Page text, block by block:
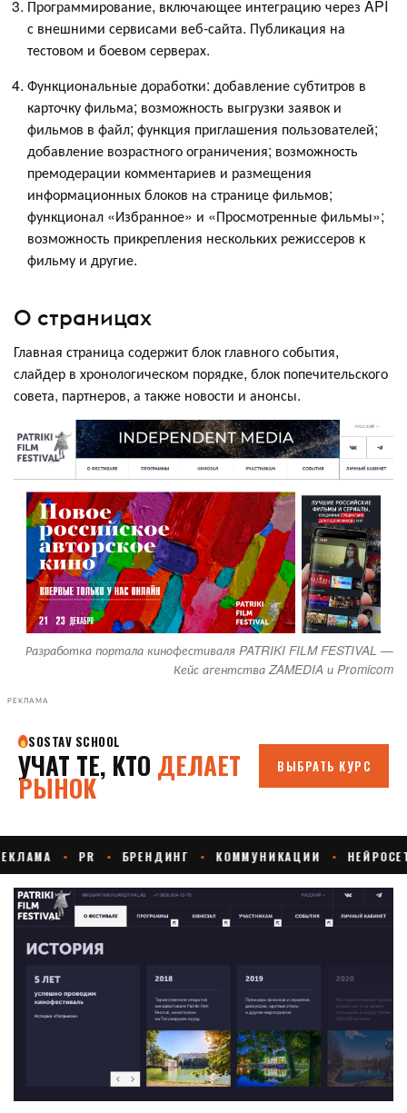
Программирование, включающее интеграцию через API
с внешними сервисами веб-сайта. Публикация на
тестовом и боевом серверах.
Функциональные доработки: добавление субтитров в
карточку фильма; возможность выгрузки заявок и
фильмов в файл; функция приглашения пользователей;
добавление возрастного ограничения; возможность
премодерации комментариев и размещения
информационных блоков на странице фильмов;
функционал «Избранное» и «Просмотренные фильмы»;
возможность прикрепления нескольких режиссеров к
фильму и другие.
О страницах
Главная страница содержит блок главного события,
слайдер в хронологическом порядке, блок попечительского
совета, партнеров, а также новости и анонсы.
Разработка портала кинофестиваля PATRIKI FILM FESTIVAL —
Кейс агентства ZAMEDIA и Promicom
РЕКЛАМА